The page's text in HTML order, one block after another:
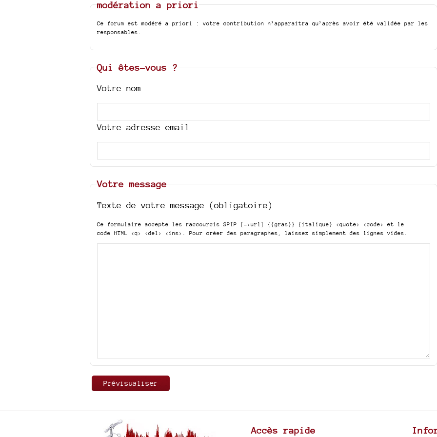
modération a priori
Ce forum est modéré a priori : votre contribution n’apparaîtra qu’après avoir été validée par les
responsables.
Qui êtes-vous ?
Votre nom
Votre adresse email
Votre message
Texte de votre message (obligatoire)
Ce formulaire accepte les raccourcis SPIP [->url] {{gras}} {italique} <quote> <code>
et le
code HTML <q> <del> <ins> . Pour créer des paragraphes, laissez simplement des lignes vides.
Accès rapide